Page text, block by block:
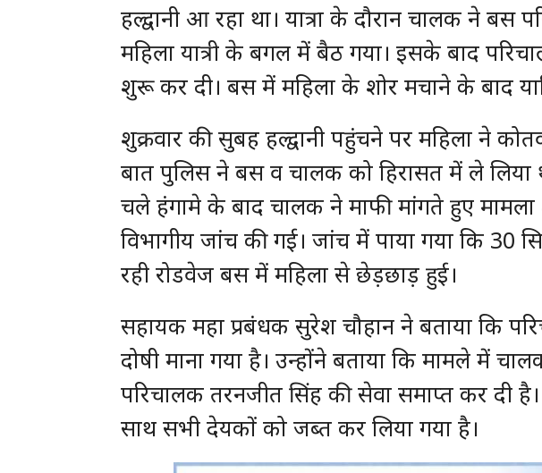
हल्द्वानी आ रहा था। यात्रा के दौरान चालक ने
महिला यात्री के बगल में बैठ गया। इसके बाद
शुरू कर दी। बस में महिला के शोर मचाने के बाद
शुक्रवार की सुबह हल्द्वानी पहुंचने पर महिला ने
बात पुलिस ने बस व चालक को हिरासत में ले लिया
चले हंगामे के बाद चालक ने माफी मांगते हुए
विभागीय जांच की गई। जांच में पाया गया कि 30
रही रोडवेज बस में महिला से छेड़छाड़ हुई।
सहायक महा प्रबंधक सुरेश चौहान ने बताया कि
दोषी माना गया है। उन्होंने बताया कि मामले में
परिचालक तरनजीत सिंह की सेवा समाप्त कर दी
साथ सभी देयकों को जब्त कर लिया गया है।